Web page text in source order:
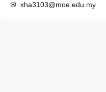
xha3103@moe.edu.my